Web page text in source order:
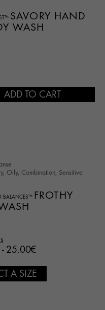
SAVORY HAND
WASH
ADD TO CART
Oily, Combination, Sensitive
BALANCES™ FROTHY
25.00€
A SIZE